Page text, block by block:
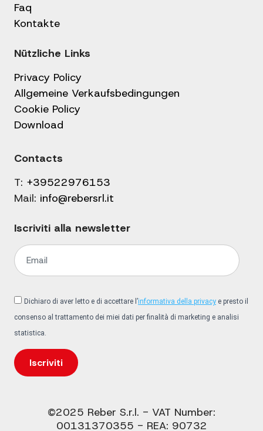
Faq
Kontakte
Nützliche Links
Privacy Policy
Allgemeine Verkaufsbedingungen
Cookie Policy
Download
Contacts
T: +39522976153
Mail: info@rebersrl.it
Iscriviti alla newsletter
Dichiaro di aver letto e di accettare l’informativa della privacy e presto il
consenso al trattamento dei miei dati per finalità di marketing e analisi
statistica.
Iscriviti
©2025 Reber S.r.l. - VAT Number:
00131370355 - REA: 90732